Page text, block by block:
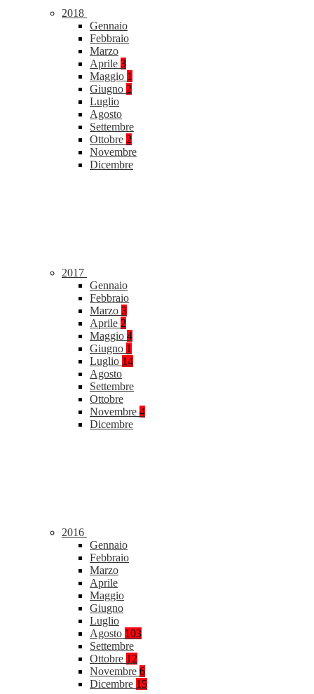
2018
Gennaio
Febbraio
Marzo
Aprile 3
Maggio 1
Giugno 2
Luglio
Agosto
Settembre
Ottobre 2
Novembre
Dicembre
2017
Gennaio
Febbraio
Marzo 3
Aprile 2
Maggio 4
Giugno 1
Luglio 14
Agosto
Settembre
Ottobre
Novembre 4
Dicembre
2016
Gennaio
Febbraio
Marzo
Aprile
Maggio
Giugno
Luglio
Agosto 103
Settembre
Ottobre 12
Novembre 6
Dicembre 15